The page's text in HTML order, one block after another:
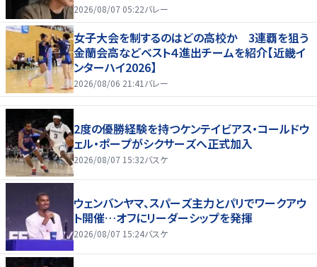
2026/08/07 05:22バレー
女子大会を制するのはどの高校か 3連覇を狙う
金蘭会高などベスト４進出チームを紹介【近畿イ
ンターハイ2026】
2026/08/06 21:41 バレー
2度の優勝経験を持つケンテイビアス・コールドウ
ェル・ポープがシクサーズへ正式加入
2026/08/07 15:32バスケ
ウェンバンヤマ、スパーズ主力とパリでワークアウ
ト開催…オフにリーダーシップを発揮
2026/08/07 15:24バスケ